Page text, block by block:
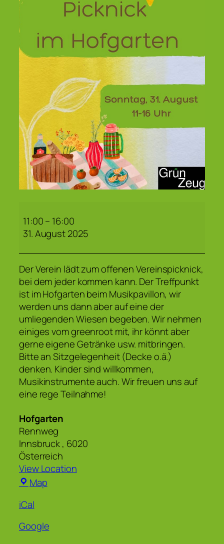
Vereinspicknick
11:00– 16:00
31. August 2025
Der Verein lädt zum offenen Vereinspicknick,
bei dem jeder kommen kann. Der Treffpunkt
ist im Hofgarten beim Musikpavillon, wir
werden uns dann aber auf eine der
umliegenden Wiesen begeben. Wir nehmen
einiges vom greenroot mit, ihr könnt aber
gerne eigene Getränke usw. mitbringen.
Bitte an Sitzgelegenheit (Decke o.ä.)
denken. Kinder sind willkommen,
Musikinstrumente auch. Wir freuen uns auf
eine rege Teilnahme!
Hofgarten
Rennweg
Innsbruck, 6020
Österreich
View Location
MapHofgarten
iCal
Google